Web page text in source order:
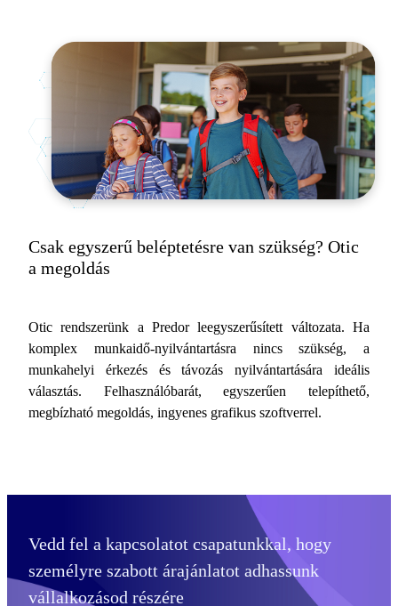
Csak egyszerű beléptetésre van szükség? Otic
a megoldás
Otic rendszerünk a Predor leegyszerűsített változata. Ha
komplex munkaidő-nyilvántartásra nincs szükség, a
munkahelyi érkezés és távozás nyilvántartására ideális
választás. Felhasználóbarát, egyszerűen telepíthető,
megbízható megoldás, ingyenes grafikus szoftverrel.
Vedd fel a kapcsolatot csapatunkkal, hogy
személyre szabott árajánlatot adhassunk
vállalkozásod részére